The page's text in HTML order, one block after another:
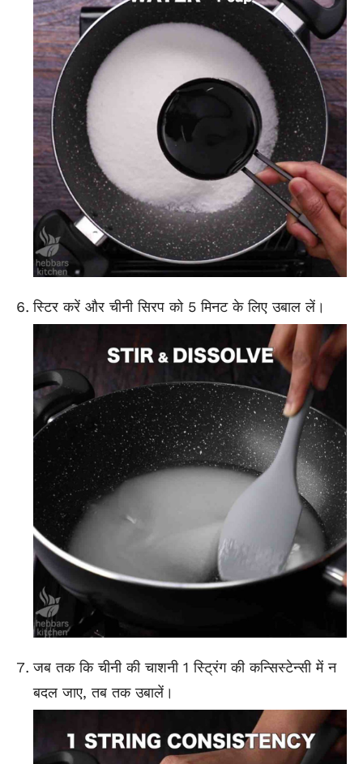
स्टिर करें और चीनी सिरप को 5 मिनट के लिए उबाल लें।
जब तक कि चीनी की चाशनी 1 स्ट्रिंग की कन्सिस्टेन्सी में न
बदल जाए, तब तक उबालें।